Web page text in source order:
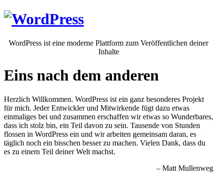
WordPress ist eine moderne Plattform zum Veröffentlichen deiner
Inhalte
Eins nach dem anderen
Herzlich Willkommen. WordPress ist ein ganz besonderes Projekt
für mich. Jeder Entwickler und Mitwirkende fügt dazu etwas
einmaliges bei und zusammen erschaffen wir etwas so Wunderbares,
dass ich stolz bin, ein Teil davon zu sein. Tausende von Stunden
flossen in WordPress ein und wir arbeiten gemeinsam daran, es
täglich noch ein bisschen besser zu machen. Vielen Dank, dass du
es zu einem Teil deiner Welt machst.
– Matt Mullenweg